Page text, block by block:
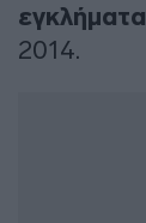
εγκλήματα
2014.